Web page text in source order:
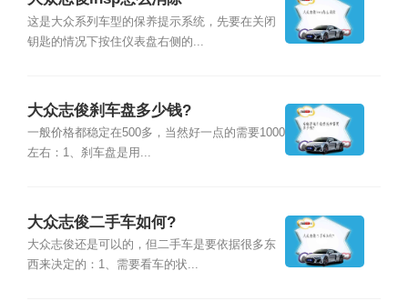
这是大众系列车型的保养提示系统，先要在关闭
钥匙的情况下按住仪表盘右侧的...
大众志俊刹车盘多少钱?
一般价格都稳定在500多，当然好一点的需要1000
左右：1、刹车盘是用...
大众志俊二手车如何?
大众志俊还是可以的，但二手车是要依据很多东
西来决定的：1、需要看车的状...